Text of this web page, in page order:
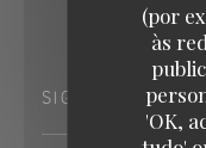
(por
às
'OK,
SIGA-NOS